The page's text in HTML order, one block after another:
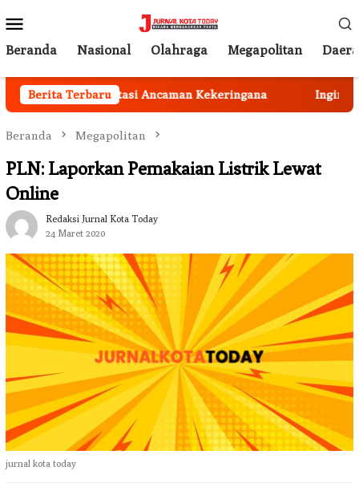
ke
kontenMobile
Beranda Nasional Olahraga Megapolitan
Berita Terbaru
Peka Mengatasi Ancaman Kekeringana Ingin Cat
Beranda Megapolitan
PLN: Laporkan Pemakaian Listrik Lewat
Online
Redaksi Jurnal Kota Today
24 Maret 2020
jurnal kota today